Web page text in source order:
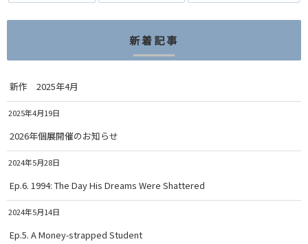
新着記事
新作 2025年4月
2025年4月19日
2026年個展開催のお知らせ
2024年5月28日
Ep.6. 1994: The Day His Dreams Were Shattered
2024年5月14日
Ep.5. A Money-strapped Student